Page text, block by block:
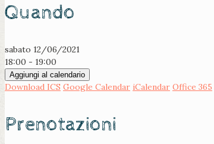
Quando
sabato 12/06/2021
18:00 - 19:00
Aggiungi al calendario
Download ICS Google Calendar iCalendar Office 365
Prenotazioni